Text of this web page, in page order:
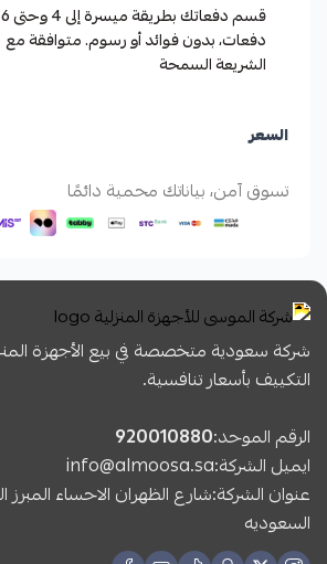
قسم دفعاتك بطريقة ميسرة إلى 4 وحتى 6
دفعات، بدون فوائد أو رسوم. متوافقة مع
الشريعة السمحة
السعر
تسوق آمن، بياناتك محمية دائمًا
شركة سعودية متخصصة في بيع الأجهزة
التكييف بأسعار تنافسية.
الرقم الموحد:920010880
ايميل الشركة:info@almoosa.sa
عنوان الشركة:شارع الظهران الاحساء المبرز
السعوديه